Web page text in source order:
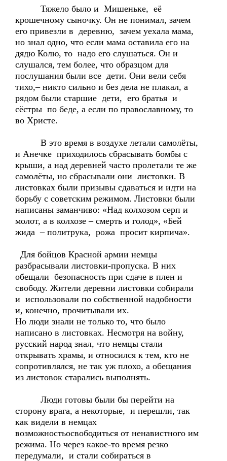
Тяжело было и Мишеньке, её
крошечному сыночку. Он не понимал, зачем
его привезли в деревню, зачем уехала мама,
но знал одно, что если мама оставила его на
дядю Колю, то надо его слушаться. Он и
слушался, тем более, что образцом для
послушания были все дети. Они вели себя
тихо,– никто сильно и без дела не плакал, а
рядом были старшие дети, его братья и
сёстры по беде, а если по православному, то
во Христе.
В это время в воздухе летали самолёты,
и Анечке приходилось сбрасывать бомбы с
крыши, а над деревней часто пролетали те же
самолёты, но сбрасывали они листовки. В
листовках были призывы сдаваться и идти на
борьбу с советским режимом. Листовки были
написаны заманчиво: «Над колхозом серп и
молот, а в колхозе – смерть и голод», «Бей
жида – политрука, рожа просит кирпича».
Для бойцов Красной армии немцы
разбрасывали листовки-пропуска. В них
обещали безопасность при сдаче в плен и
свободу. Жители деревни листовки собирали
и использовали по собственной надобности
и, конечно, прочитывали их.
Но люди знали не только то, что было
написано в листовках. Несмотря на войну,
русский народ знал, что немцы стали
открывать храмы, и относился к тем, кто не
сопротивлялся, не так уж плохо, а обещания
из листовок старались выполнять.
Люди готовы были бы перейти на
сторону врага, а некоторые, и перешли, так
как видели в немцах
возможностьосвободиться от ненавистного им
режима. Но через какое-то время резко
передумали, и стали собираться в